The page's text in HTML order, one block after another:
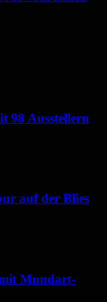
98 Ausstellern
auf der Blies
Mundart-